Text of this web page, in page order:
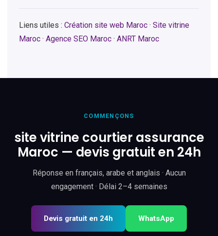
Liens utiles : Création site web Maroc · Site vitrine
Maroc · Agence SEO Maroc · ANRT Maroc
COMMENÇONS
site vitrine courtier assurance
Maroc — devis gratuit en 24h
Réponse en français, arabe et anglais · Aucun
engagement · Délai 2–4 semaines
Devis gratuit en 24h WhatsApp